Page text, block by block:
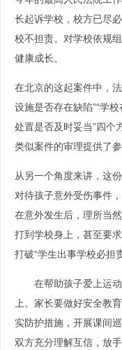
长起诉学校，校方已尽
校不担责。对学校依规
健康成长。
在北京的这起案件中，
设施是否存在缺陷”“学
处置是否及时妥当”四个
类似案件的审理提供了参
从另一个角度来讲，这
对待孩子意外受伤事件
在意外发生后，理所当
打到学校身上，甚至要
打破“学生出事学校必担
在帮助孩子爱上运动
上。家长要做好安全教
实防护措施，开展课间
双方充分理解互信，放